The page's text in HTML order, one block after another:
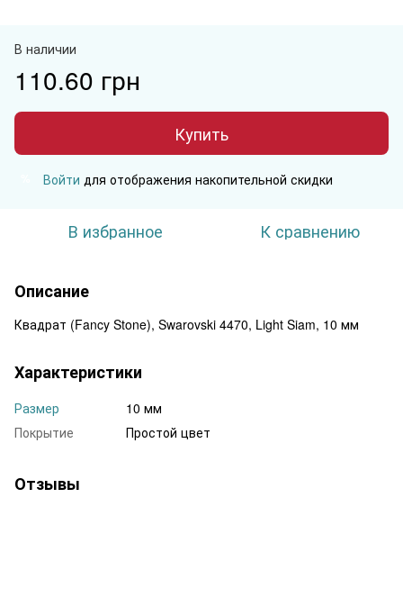
В наличии
110.60 грн
Купить
Войти для отображения накопительной скидки
В избранное К сравнению
Описание
Квадрат (Fancy Stone), Swarovski 4470, Light Siam, 10 мм
Характеристики
Размер
10 мм
Покрытие
Простой цвет
Отзывы